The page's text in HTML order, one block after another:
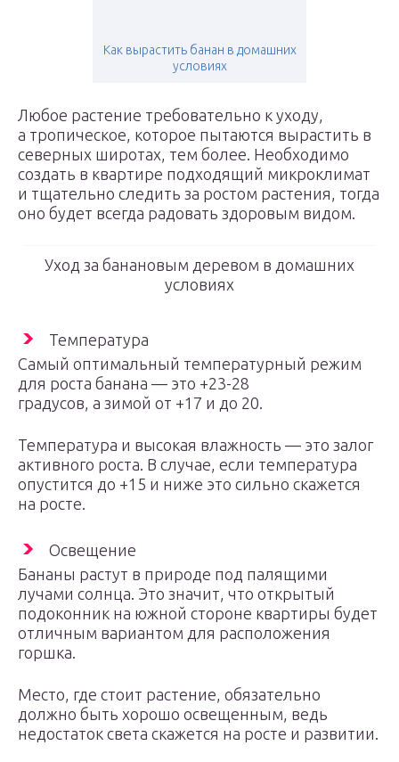
Как вырастить банан в домашних
условиях
Любое растение требовательно к уходу,
а тропическое, которое пытаются вырастить в
северных широтах, тем более. Необходимо
создать в квартире подходящий микроклимат
и тщательно следить за ростом растения, тогда
оно будет всегда радовать здоровым видом.
Уход за банановым деревом в домашних
условиях
Температура
Самый оптимальный температурный режим
для роста банана — это +23-28
градусов, а зимой от +17 и до 20.
Температура и высокая влажность — это залог
активного роста. В случае, если температура
опустится до +15 и ниже это сильно скажется
на росте.
Освещение
Бананы растут в природе под палящими
лучами солнца. Это значит, что открытый
подоконник на южной стороне квартиры будет
отличным вариантом для расположения
горшка.
Место, где стоит растение, обязательно
должно быть хорошо освещенным, ведь
недостаток света скажется на росте и развитии.